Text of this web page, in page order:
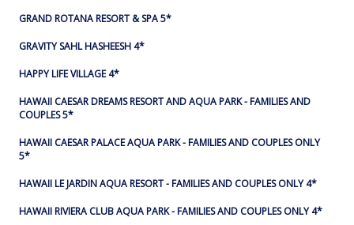
GRAND ROTANA RESORT & SPA 5*
GRAVITY SAHL HASHEESH 4*
HAPPY LIFE VILLAGE 4*
HAWAII CAESAR DREAMS RESORT AND AQUA PARK - FAMILIES AND
COUPLES 5*
HAWAII CAESAR PALACE AQUA PARK - FAMILIES AND COUPLES ONLY
5*
HAWAII LE JARDIN AQUA RESORT - FAMILIES AND COUPLES ONLY 4*
HAWAII RIVIERA CLUB AQUA PARK - FAMILIES AND COUPLES ONLY 4*